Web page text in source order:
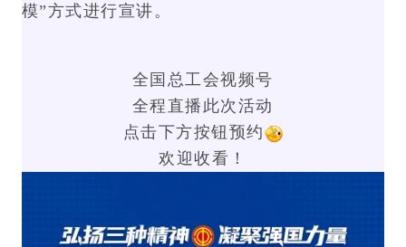
模”方式进行宣讲。
全国总工会视频号
全程直播此次活动
点击下方按钮预约
欢迎收看！